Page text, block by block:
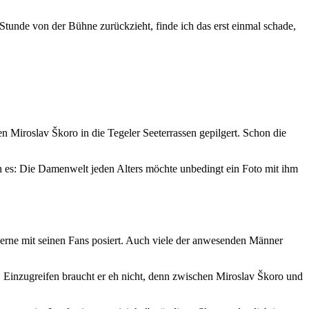
von der Bühne zurückzieht, finde ich das erst einmal schade,
Škoro in die Tegeler Seeterrassen gepilgert. Schon die
Die Damenwelt jeden Alters möchte unbedingt ein Foto mit ihm
mit seinen Fans posiert. Auch viele der anwesenden Männer
braucht er eh nicht, denn zwischen Miroslav Škoro und